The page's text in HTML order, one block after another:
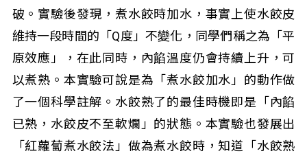
破。實驗後發現，煮水餃時加水，事實上使水餃皮
維持一段時間的「Q度」不變化，同學們稱之為「平
原效應」，在此同時，內餡溫度仍會持續上升，可
以煮熟。本實驗可說是為「煮水餃加水」的動作做
了一個科學註解。水餃熟了的最佳時機即是「內餡
已熟，水餃皮不至軟爛」的狀態。本實驗也發展出
「紅蘿蔔煮水餃法」做為煮水餃時，知道「水餃熟